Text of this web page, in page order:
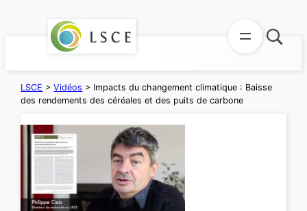
LSCE >Vidéos > Impacts du changement climatique : Baisse
des rendements des céréales et des puits de carbone